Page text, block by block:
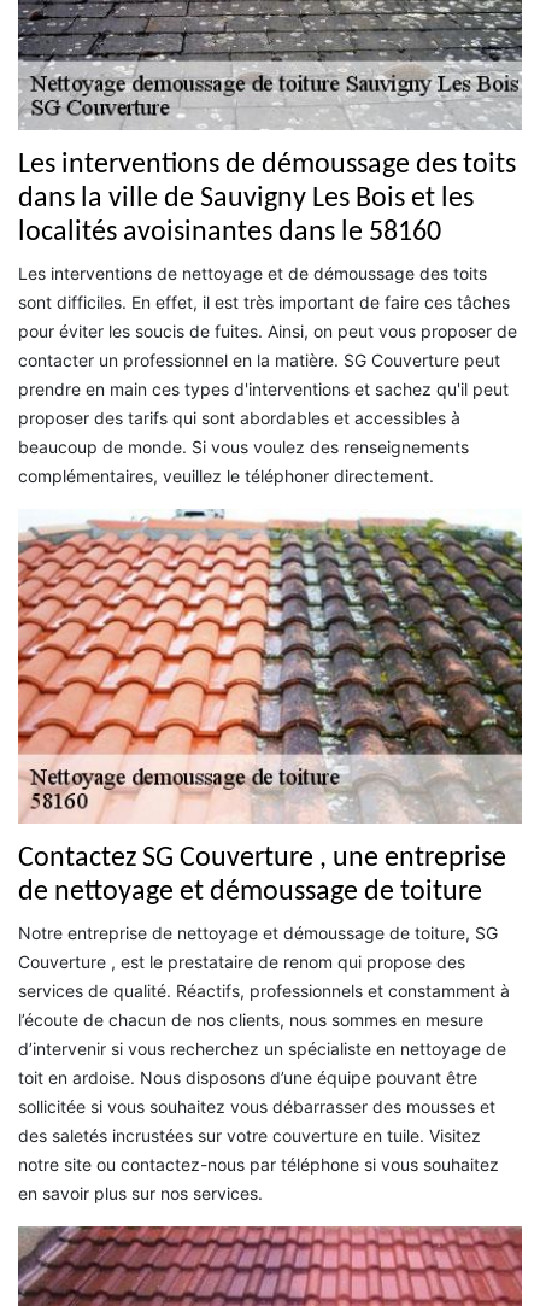
Les interventions de démoussage des toits
dans la ville de Sauvigny Les Bois et les
localités avoisinantes dans le 58160
Les interventions de nettoyage et de démoussage des toits
sont difficiles. En effet, il est très important de faire ces tâches
pour éviter les soucis de fuites. Ainsi, on peut vous proposer de
contacter un professionnel en la matière. SG Couverture peut
prendre en main ces types d'interventions et sachez qu'il peut
proposer des tarifs qui sont abordables et accessibles à
beaucoup de monde. Si vous voulez des renseignements
complémentaires, veuillez le téléphoner directement.
Contactez SG Couverture , une entreprise
de nettoyage et démoussage de toiture
Notre entreprise de nettoyage et démoussage de toiture, SG
Couverture , est le prestataire de renom qui propose des
services de qualité. Réactifs, professionnels et constamment à
l’écoute de chacun de nos clients, nous sommes en mesure
d’intervenir si vous recherchez un spécialiste en nettoyage de
toit en ardoise. Nous disposons d’une équipe pouvant être
sollicitée si vous souhaitez vous débarrasser des mousses et
des saletés incrustées sur votre couverture en tuile. Visitez
notre site ou contactez-nous par téléphone si vous souhaitez
en savoir plus sur nos services.